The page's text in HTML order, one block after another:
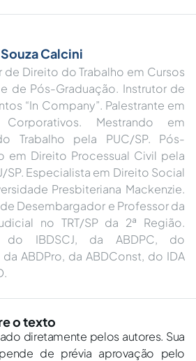
Calcini
de Direito do Trabalho em Cursos
de Pós-Graduação. Instrutor de
“In Company”. Palestrante em
Corporativos. Mestrando em
Trabalho pela PUC/SP. Pós-
em Direito Processual Civil pela
SP. Especialista em Direito Social
Presbiteriana Mackenzie.
Desembargador e Professor da
no TRT/SP da 2ª Região.
do IBDSCJ, da ABDPC, do
da ABDPro, da ABDConst, do IDA
o texto
diretamente pelos autores. Sua
de prévia aprovação pelo